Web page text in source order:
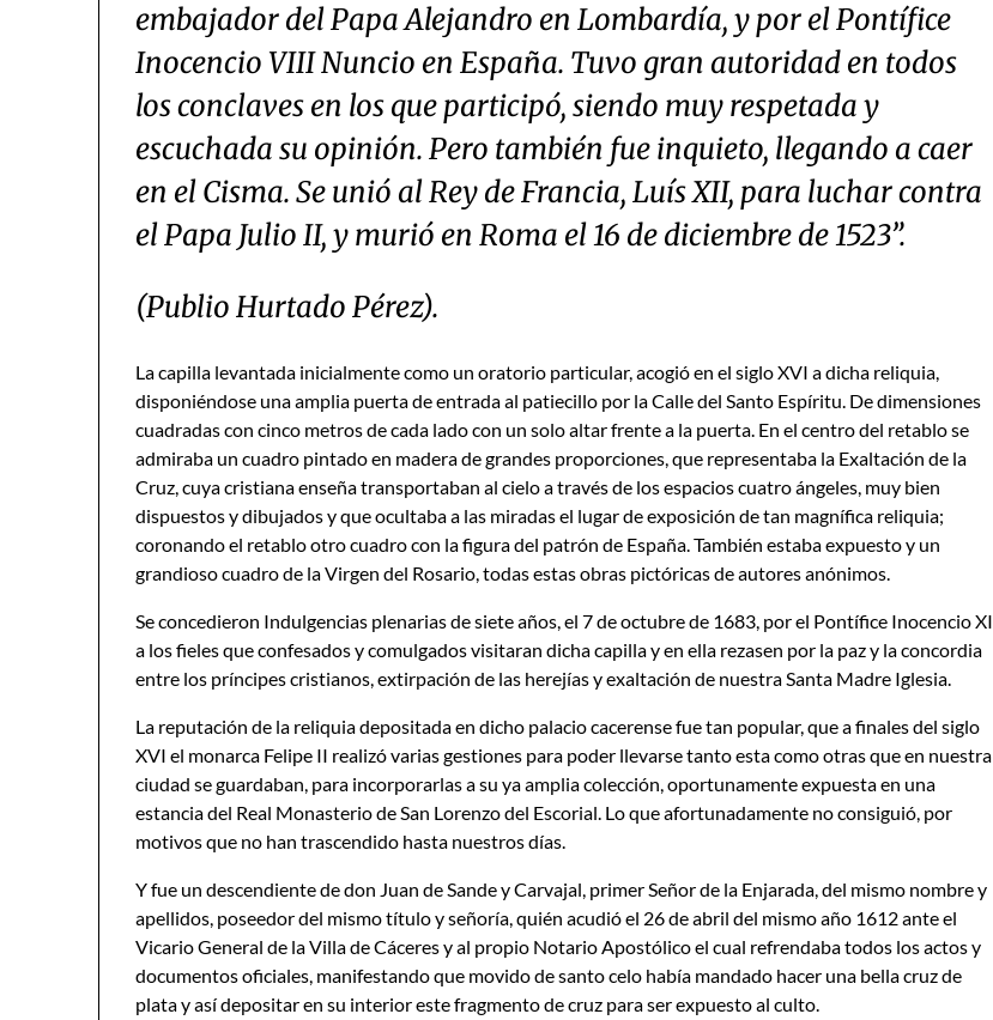
embajador del Papa Alejandro en Lombardía, y por el Pontífice
Inocencio VIII Nuncio en España. Tuvo gran autoridad en todos
los conclaves en los que participó, siendo muy respetada y
escuchada su opinión. Pero también fue inquieto, llegando a caer
en el Cisma. Se unió al Rey de Francia, Luís XII, para luchar contra
el Papa Julio II, y murió en Roma el 16 de diciembre de 1523”.
(Publio Hurtado Pérez).
La capilla levantada inicialmente como un oratorio particular, acogió en el siglo XVI a dicha reliquia,
disponiéndose una amplia puerta de entrada al patiecillo por la Calle del Santo Espíritu. De dimensiones
cuadradas con cinco metros de cada lado con un solo altar frente a la puerta. En el centro del retablo se
admiraba un cuadro pintado en madera de grandes proporciones, que representaba la Exaltación de la
Cruz, cuya cristiana enseña transportaban al cielo a través de los espacios cuatro ángeles, muy bien
dispuestos y dibujados y que ocultaba a las miradas el lugar de exposición de tan magnífica reliquia;
coronando el retablo otro cuadro con la figura del patrón de España. También estaba expuesto y un
grandioso cuadro de la Virgen del Rosario, todas estas obras pictóricas de autores anónimos.
Se concedieron Indulgencias plenarias de siete años, el 7 de octubre de 1683, por el Pontífice Inocencio XI
a los fieles que confesados y comulgados visitaran dicha capilla y en ella rezasen por la paz y la concordia
entre los príncipes cristianos, extirpación de las herejías y exaltación de nuestra Santa Madre Iglesia.
La reputación de la reliquia depositada en dicho palacio cacerense fue tan popular, que a finales del siglo
XVI el monarca Felipe II realizó varias gestiones para poder llevarse tanto esta como otras que en nuestra
ciudad se guardaban, para incorporarlas a su ya amplia colección, oportunamente expuesta en una
estancia del Real Monasterio de San Lorenzo del Escorial. Lo que afortunadamente no consiguió, por
motivos que no han trascendido hasta nuestros días.
Y fue un descendiente de don Juan de Sande y Carvajal, primer Señor de la Enjarada, del mismo nombre y
apellidos, poseedor del mismo título y señoría, quién acudió el 26 de abril del mismo año 1612 ante el
Vicario General de la Villa de Cáceres y al propio Notario Apostólico el cual refrendaba todos los actos y
documentos oficiales, manifestando que movido de santo celo había mandado hacer una bella cruz de
plata y así depositar en su interior este fragmento de cruz para ser expuesto al culto.